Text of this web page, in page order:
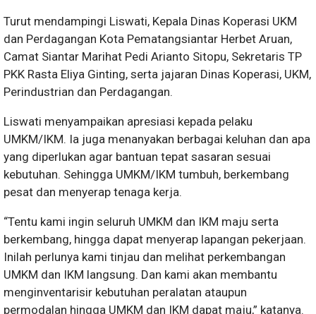
Turut mendampingi Liswati, Kepala Dinas Koperasi UKM
dan Perdagangan Kota Pematangsiantar Herbet Aruan,
Camat Siantar Marihat Pedi Arianto Sitopu, Sekretaris TP
PKK Rasta Eliya Ginting, serta jajaran Dinas Koperasi, UKM,
Perindustrian dan Perdagangan.
Liswati menyampaikan apresiasi kepada pelaku
UMKM/IKM. Ia juga menanyakan berbagai keluhan dan apa
yang diperlukan agar bantuan tepat sasaran sesuai
kebutuhan. Sehingga UMKM/IKM tumbuh, berkembang
pesat dan menyerap tenaga kerja.
“Tentu kami ingin seluruh UMKM dan IKM maju serta
berkembang, hingga dapat menyerap lapangan pekerjaan.
Inilah perlunya kami tinjau dan melihat perkembangan
UMKM dan IKM langsung. Dan kami akan membantu
menginventarisir kebutuhan peralatan ataupun
permodalan hingga UMKM dan IKM dapat maju,” katanya.